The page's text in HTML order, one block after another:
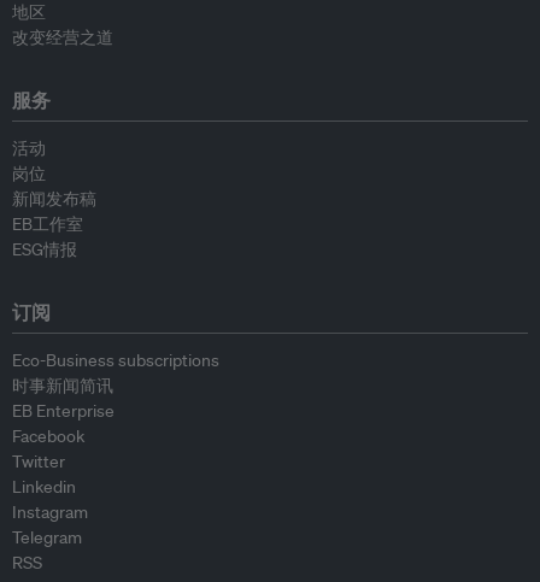
地区
改变经营之道
服务
活动
岗位
新闻发布稿
EB工作室
ESG情报
订阅
Eco-Business subscriptions
时事新闻简讯
EB Enterprise
Facebook
Twitter
Linkedin
Instagram
Telegram
RSS